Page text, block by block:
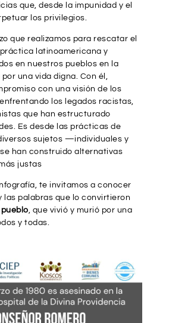
que, desde la impunidad y el
los privilegios.
que realizamos para rescatar el
latinoamericana y
en nuestros pueblos en la
una vida digna. Con él,
con una visión de los
los legados racistas,
que han estructurado
Es desde las prácticas de
sujetos —individuales y
han construido alternativas
justas
te invitamos a conocer
las palabras que lo convirtieron
, que vivió y murió por una
y todas.